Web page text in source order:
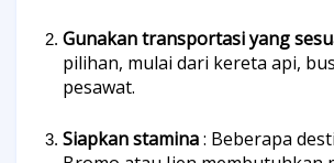
Gunakan transportasi yang
pilihan, mulai dari kereta api,
pesawat.
Siapkan stamina: Beberapa